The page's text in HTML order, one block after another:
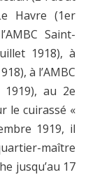
Havre (1er
Saint-
1918), à
à l’AMBC
au 2e
le cuirassé «
1919, il
maître
jusqu’au 17